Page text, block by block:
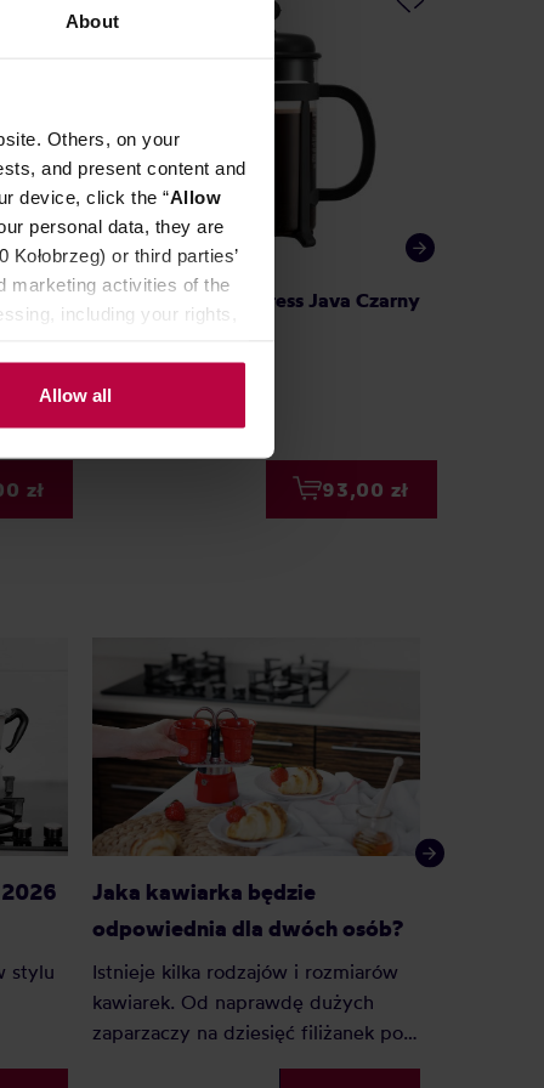
About
Others, on your
and present content and
device, click the “Allow
personal data, they are
or third parties’
marketing activities of the
including your rights,
Allow all
zł
Bodum - French press Java Czarny
93,00 zł
stylu
Jaka kawiarka będzie
odpowiednia dla dwóch osób?
Istnieje kilka rodzajów i rozmiarów
kawiarek. Od naprawdę dużych
zaparzaczy na dziesięć filiżanek po
miniaturowe na pojedyncze